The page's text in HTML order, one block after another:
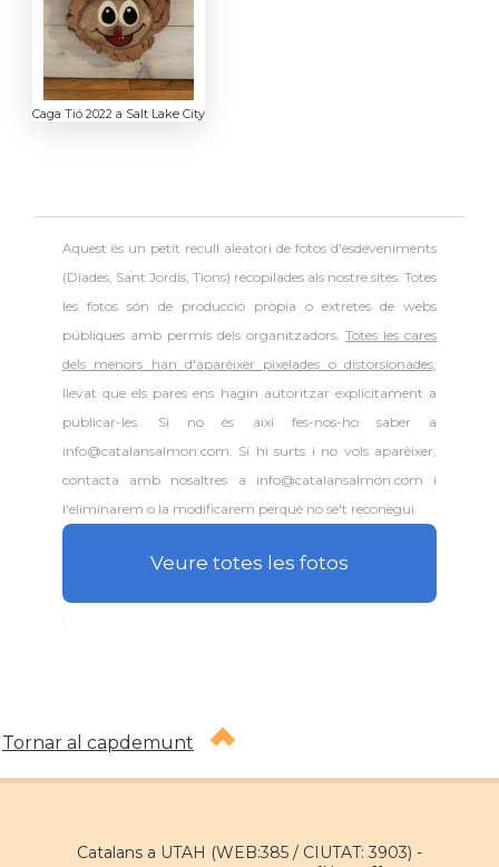
Caga Tió 2022 a Salt Lake City
Aquest és un petit recull aleatori defotos d'esdeveniments
(Diades, Sant Jordis, Tions) recopilades als nostre sites. Totes
les fotos són de producció pròpia o extretes de webs
públiques amb permís dels organitzadors.Totes les cares
dels menors han d'aparèixer pixelades o distorsionades,
llevat que els pares ens hagin autoritzar explícitament a
publicar-les. Si no és així fes-nos-ho saber a
info@catalansalmon.com. Si hi surts i no vols aparèixer,
contacta amb nosaltres a info@catalansalmon.com i
l'eliminarem o la modificarem perquè no se't reconegui.
Veure totes les fotos
Tornar al capdemunt
Catalans a UTAH (WEB:385 / CIUTAT: 3903) -